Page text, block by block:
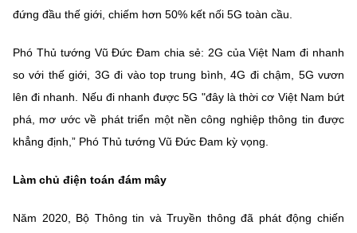
đứng đầu thế giới, chiếm hơn 50% kết nối 5G toàn cầu.
Phó Thủ tướng Vũ Đức Đam chia sẻ: 2G của Việt Nam đi nhanh
so với thế giới, 3G đi vào top trung bình, 4G đi chậm, 5G vươn
lên đi nhanh. Nếu đi nhanh được 5G "đây là thời cơ Việt Nam bứt
phá, mơ ước về phát triển một nền công nghiệp thông tin được
khẳng định,” Phó Thủ tướng Vũ Đức Đam kỳ vọng.
Làm chủ điện toán đám mây
Năm 2020, Bộ Thông tin và Truyền thông đã phát động chiến